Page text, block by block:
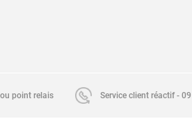
point relais Service client réactif -